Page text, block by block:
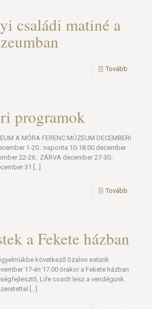
családi matiné a
Tovább
programok
A MÓRA FERENC MÚZEUM DECEMBERI
1-20.: naponta 10-18.00 december
22-26.: ZÁRVA december 27-30.:
31 […]
Tovább
a Fekete házban
következő Szalon estünk
17-én 17.00 órakor a Fekete házban
Life coach lesz a vendégünk.
[…]